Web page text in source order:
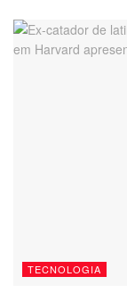
TECNOLOGIA